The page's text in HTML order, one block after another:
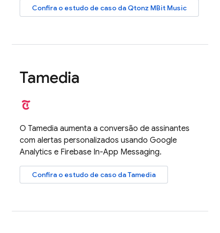
Confira o estudo de caso da Qtonz MBit Music
Tamedia
O Tamedia aumenta a conversão de assinantes
com alertas personalizados usando Google
Analytics e Firebase In-App Messaging.
Confira o estudo de caso da Tamedia